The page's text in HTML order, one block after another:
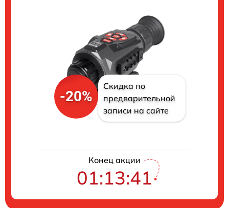
-20%
Скидка по
предварительной
записи на сайте
Конец акции
01:13:41